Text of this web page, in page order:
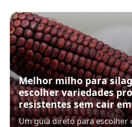
Melhor milho para
escolher variedades
resistentes sem cair
Um guia direto para escolher